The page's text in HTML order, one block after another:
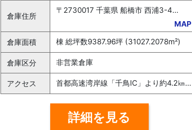
倉庫住所
〒2730017 千葉県 船橋市 西浦3-4-2
MAP
倉庫面積
棟 総坪数9387.96坪 (31027.2078m²)
倉庫区分 非営業倉庫
アクセス 首都高速湾岸線「千鳥IC」より約4.2㎞ JR京葉線「二俣新町駅」より徒歩約10分
詳細を見る